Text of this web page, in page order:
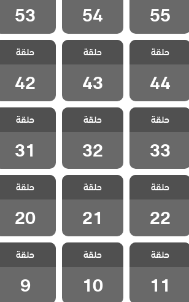
55
54
53
مسلسل ثلاث
اخوات الحلقة
44
حلقة
44
مسلسل ثلاث
اخوات الحلقة
43
حلقة
43
مسلسل ثلاث
اخوات الحلقة
42
حلقة
42
مسلسل ثلاث
اخوات الحلقة
33
حلقة
33
مسلسل ثلاث
اخوات الحلقة
32
حلقة
32
مسلسل ثلاث
اخوات الحلقة
31
حلقة
31
مسلسل ثلاث
اخوات الحلقة
22
حلقة
22
مسلسل ثلاث
اخوات الحلقة
21
حلقة
21
مسلسل ثلاث
اخوات الحلقة
20
حلقة
20
مسلسل ثلاث
اخوات الحلقة
11
حلقة
11
مسلسل ثلاث
اخوات الحلقة
10
حلقة
10
مسلسل ثلاث
اخوات الحلقة 9
حلقة
9